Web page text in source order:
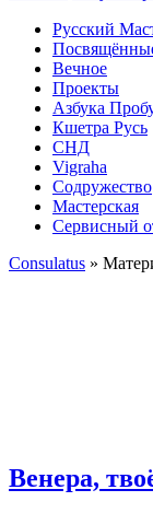
Русский
Вечное
Проекты
Азбука
Кшетра Русь
СНД
Vigraha
Содружество
Мастерская
Сервисный
Consulatus »
Венера,